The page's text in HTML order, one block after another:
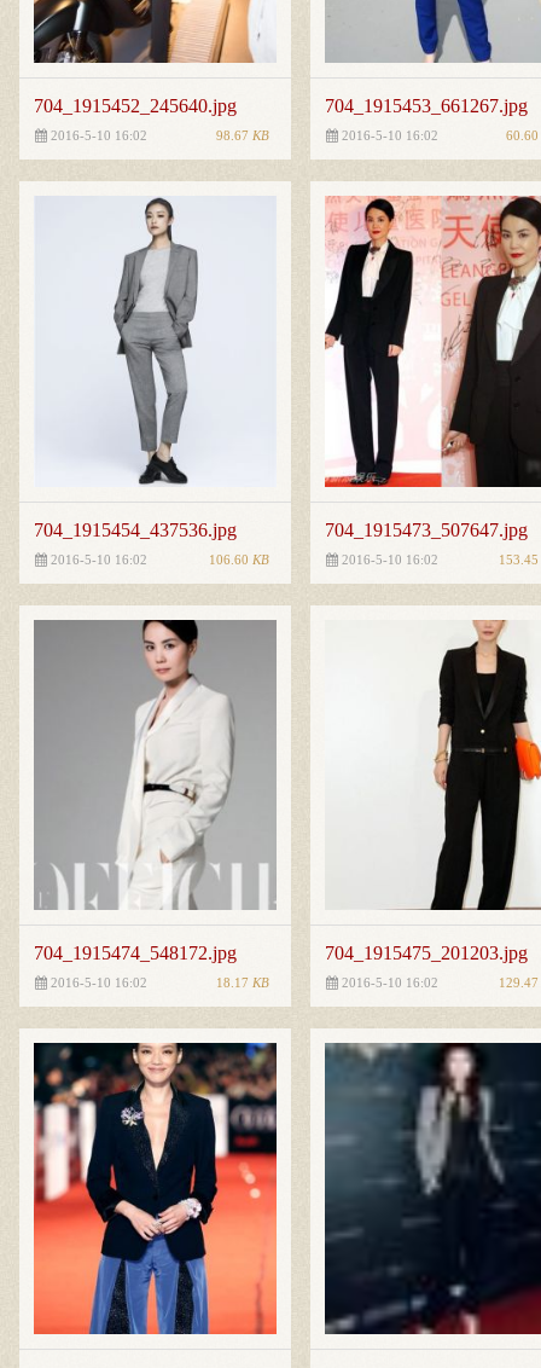
704_1915452_245640.jpg
2016-5-10 16:02 98.67 KB
704_1915453_661267.jpg
2016-5-10 16:02 60.60
704_1915454_437536.jpg
2016-5-10 16:02 106.60 KB
704_1915473_507647.jpg
2016-5-10 16:02 153.45
704_1915474_548172.jpg
2016-5-10 16:02 18.17 KB
704_1915475_201203.jpg
2016-5-10 16:02 129.47